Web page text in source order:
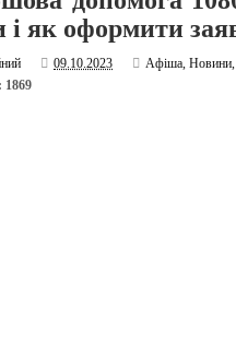
і як оформити
09.10.2023 Афіша,Новини
1869